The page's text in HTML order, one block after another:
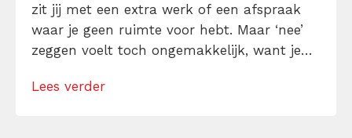
zit jij met een extra werk of een afspraak
waar je geen ruimte voor hebt. Maar ‘nee’
zeggen voelt toch ongemakkelijk, want je
erna. Toch is ‘nee’ soms precies wat je nodig
Lees verder